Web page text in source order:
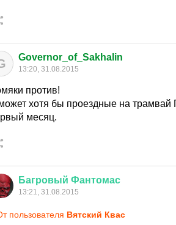
Governor_of_Sakhalin
13:20, 31.08.2015
против!
хотя бы проездные на трамвай
месяц.
Багровый Фантомас
13:21, 31.08.2015
пользователя Вятский Квас